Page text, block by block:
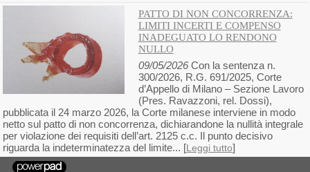
PATTO DI NON CONCORRENZA:
LIMITI INCERTI E COMPENSO
INADEGUATO LO RENDONO
NULLO
09/05/2026Con la sentenza n.
300/2026, R.G. 691/2025, Corte
d’Appello di Milano – Sezione Lavoro
(Pres. Ravazzoni, rel. Dossi),
pubblicata il 24 marzo 2026, la Corte milanese interviene in modo
netto sul patto di non concorrenza, dichiarandone la nullità integrale
per violazione dei requisiti dell’art. 2125 c.c. Il punto decisivo
riguarda la indeterminatezza del limite... [Leggi tutto]